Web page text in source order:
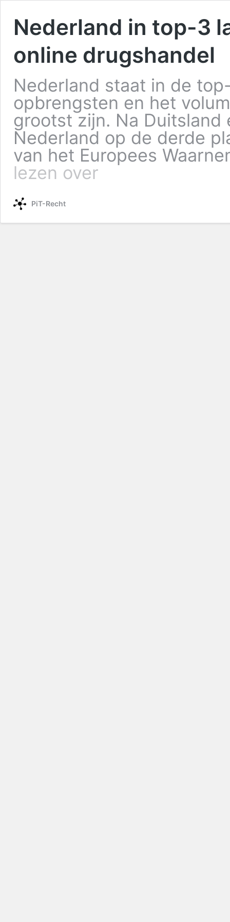
Nederland in top-3
online drugshandel
Nederland staat in de
opbrengsten en het
grootst zijn. Na Duitsland
Nederland op de derde
van het Europees
lezen over
PiT-Recht